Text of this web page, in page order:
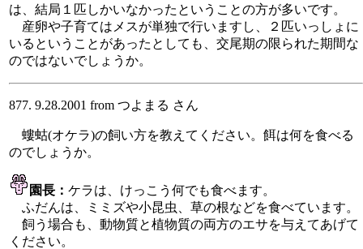
は、結局１匹しかいなかったということの方が多いです。
産卵や子育てはメスが単独で行いますし、２匹いっしょに
いるということがあったとしても、交尾期の限られた期間な
のではないでしょうか。
877. 9.28.2001 from つよまる さん
螻蛄(オケラ)の飼い方を教えてください。餌は何を食べる
のでしょうか。
園長： ケラは、けっこう何でも食べます。
ふだんは、ミミズや小昆虫、草の根などを食べています。
飼う場合も、動物質と植物質の両方のエサを与えてあげて
ください。